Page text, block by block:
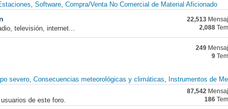
Software Compra/Venta No Comercial de Material Aficionado
televisión, internet...
22,513
2,088
249
9
severo Consecuencias meteorológicas y climáticas Instrumentos de
de este foro.
87,542
186